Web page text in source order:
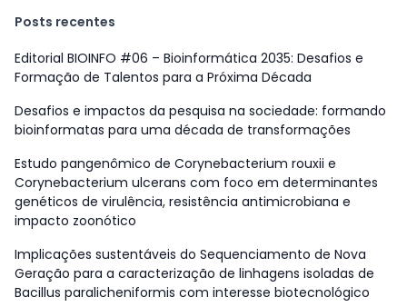
Posts recentes
Editorial BIOINFO #06 – Bioinformática 2035: Desafios e
Formação de Talentos para a Próxima Década
Desafios e impactos da pesquisa na sociedade: formando
bioinformatas para uma década de transformações
Estudo pangenômico de Corynebacterium rouxii e
Corynebacterium ulcerans com foco em determinantes
genéticos de virulência, resistência antimicrobiana e
impacto zoonótico
Implicações sustentáveis do Sequenciamento de Nova
Geração para a caracterização de linhagens isoladas de
Bacillus paralicheniformis com interesse biotecnológico